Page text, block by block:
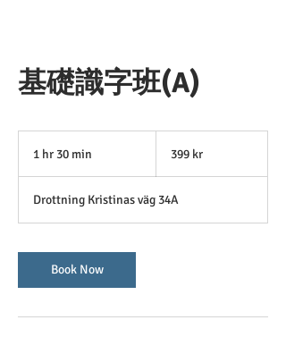
基礎識字班(A)
1 hr 30 min
0
m
n
kronor399 kr
Drottning Kristinas väg 34A
Book Now